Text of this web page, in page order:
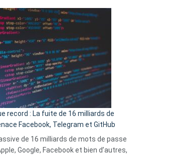
sans-
abri
en
3
secondes
Wrapped
2025
est
:
Le
Wrapped
Party
pour
comparer
vos
goûts
musicaux
record : La fuite de 16 milliards de
Facebook, Telegram et GitHub
de 16 milliards de mots de passe
Google, Facebook et bien d’autres,